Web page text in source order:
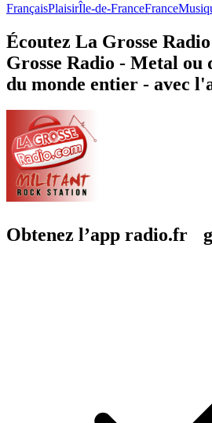
FrançaisPlaisirÎle-de-FranceFrance
Écoutez La Grosse
Grosse Radio - Metal ou
du monde entier - avec
Obtenez l’app radio.fr